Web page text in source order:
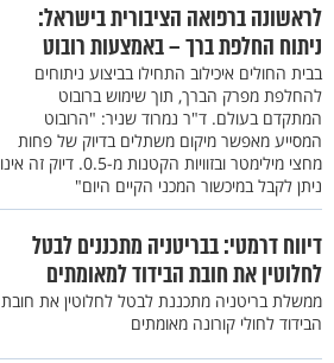
לראשונה ברפואה הציבורית בישראל:
ניתוח החלפת ברך – באמצעות רובוט
בבית החולים איכילוב התחילו בביצוע ניתוחים
להחלפת מפרק הברך, תוך שימוש ברובוט
המתקדם בעולם. ד"ר נמרוד שניר: "הרובוט
המסייע מאפשר מיקום משתלים בדיוק של פחות
מחצי מילימטר ובזוויות הקטנות מ-0.5. דיוק זה אינו
ניתן לקבל במיכשור המכני הקיים היום"
דיווח דרמטי: בבריטניה מתכננים לבטל
לחלוטין את חובת הבידוד למאומתים
ממשלת בריטניה מתכננת לבטל לחלוטין את חובת
הבידוד לחולי קורונה מאומתים